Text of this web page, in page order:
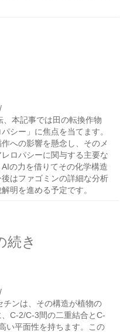
本記事では田の転換作物
シー」に焦点を当てます。
への影響を懸念し、そのメ
ロパシーに関与する主要な
の力を借りてその化学構造
はファゴミンの詳細な分析
明を進める予定です。
続き
ンは、その構造が植物の
C-2/C-3間の二重結合とC-
い平面性を持ちます。この